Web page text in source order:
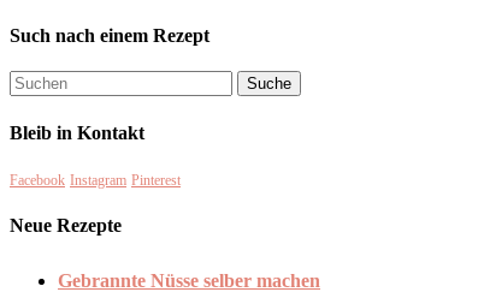
Such nach einem Rezept
Bleib in Kontakt
Facebook Instagram Pinterest
Neue Rezepte
Gebrannte Nüsse selber machen